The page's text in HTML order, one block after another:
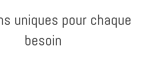
uniques pour chaque
besoin